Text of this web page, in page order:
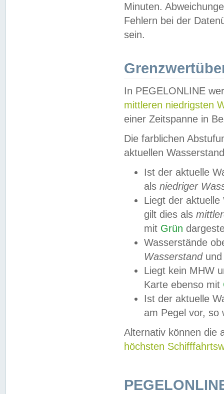
Minuten.
Fehlern bei der
sein.
In PEGELONLINE
mittleren niedrigsten
einer Zeitspanne in
Die farblichen
aktuellen
Ist der aktuelle
als niedriger
Liegt der
gilt dies als
mit Grün
Wasserstände
Wasserstandund
Liegt kein MHW
Karte ebenso mit
Ist der aktuelle
am Pegel vor,
Alternativ können die
höchsten